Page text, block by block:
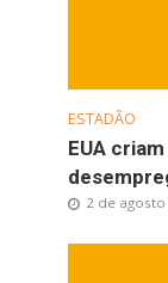
ESTADÃO
EUA
2 de